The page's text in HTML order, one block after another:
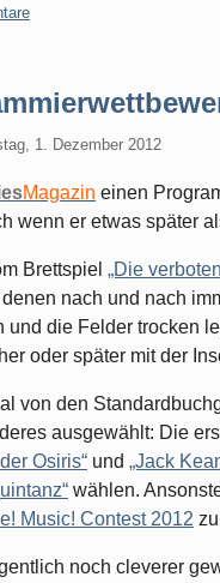
1. Dezember 2012
Magazin einen
wenn er etwas später
Brettspiel „Die
nach und nach
und die Felder trocken
oder später mit der
von den
ausgewählt: Die
Osiris“ und „Jack
wählen.
Music! Contest 2012
noch cleverer